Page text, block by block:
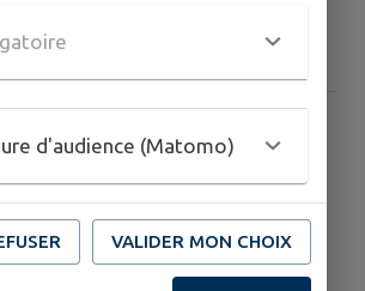
Thannenkirch
d'audience (Matomo)
VALIDER MON CHOIX